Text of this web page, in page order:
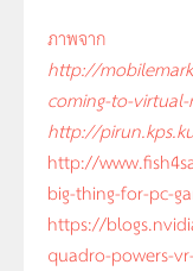
ภาพจาก
http://
coming-to-
http://
http://
big-thing-for-pc-
https://
quadro-powers-